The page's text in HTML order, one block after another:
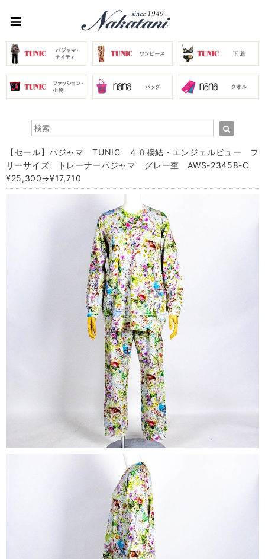
【セール】パジャマ TUNIC ４０接結・エンジェルビュー フ
リーサイズ トレーナーパジャマ グレー杢 AWS-23458-C
¥25,300→¥17,710